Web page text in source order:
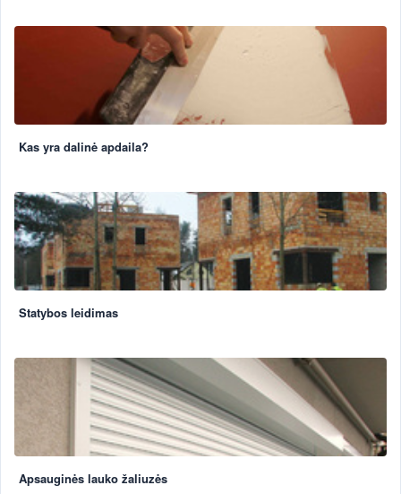
Kas yra dalinė apdaila?
Statybos leidimas
Apsauginės lauko žaliuzės